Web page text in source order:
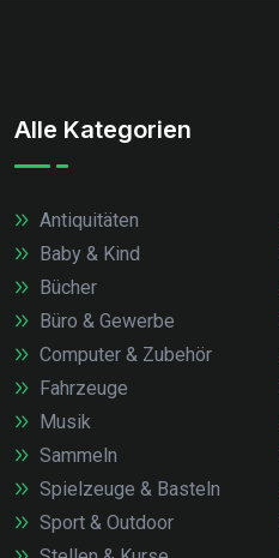
Alle Kategorien
Antiquitäten
Baby & Kind
Bücher
Büro & Gewerbe
Computer & Zubehör
Fahrzeuge
Musik
Sammeln
Spielzeuge & Basteln
Sport & Outdoor